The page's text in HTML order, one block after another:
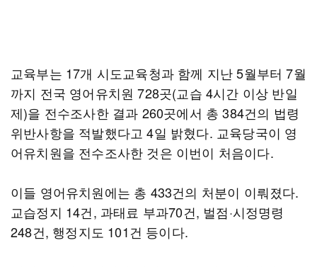
교육부는 17개 시도교육청과 함께 지난 5월부터 7월
까지 전국 영어유치원 728곳(교습 4시간 이상 반일
제)을 전수조사한 결과 260곳에서 총 384건의 법령
위반사항을 적발했다고 4일 밝혔다. 교육당국이 영
어유치원을 전수조사한 것은 이번이 처음이다.
이들 영어유치원에는 총 433건의 처분이 이뤄졌다.
교습정지 14건, 과태료 부과70건, 벌점·시정명령
248건, 행정지도 101건 등이다.